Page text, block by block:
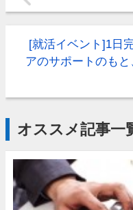
[就活イベント]1日
アのサポートのも
オススメ記事一